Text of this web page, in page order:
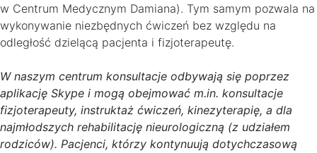
w Centrum Medycznym Damiana). Tym samym pozwala na
wykonywanie niezbędnych ćwiczeń bez względu na
odległość dzielącą pacjenta i fizjoterapeutę.
W naszym centrum konsultacje odbywają się poprzez
aplikację Skype i mogą obejmować m.in. konsultacje
fizjoterapeuty, instruktaż ćwiczeń, kinezyterapię, a dla
najmłodszych rehabilitację nieurologiczną (z udziałem
rodziców). Pacjenci, którzy kontynuują dotychczasową